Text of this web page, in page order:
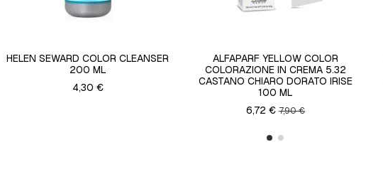
HELEN SEWARD COLOR CLEANSER
200 ML
4,30 €
ALFAPARF YELLOW COLOR
COLORAZIONE IN CREMA 5.32
CASTANO CHIARO DORATO IRISE
100 ML
6,72 €7,90 €